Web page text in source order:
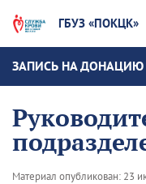
ГБУЗ «ПОКЦК»
ЗАПИСЬ НА ДОНАЦИЮ
Материал опубликован: 23